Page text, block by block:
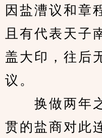
因盐漕议和章
且有代表天子
盖大印，往后
议。
换做两年之
贯的盐商对此